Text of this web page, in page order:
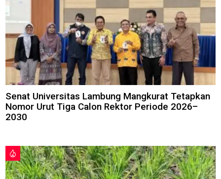
Senat Universitas Lambung Mangkurat Tetapkan
Nomor Urut Tiga Calon Rektor Periode 2026–
2030